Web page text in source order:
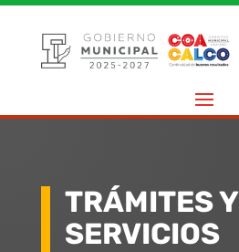
TRÁMITES Y
SERVICIOS